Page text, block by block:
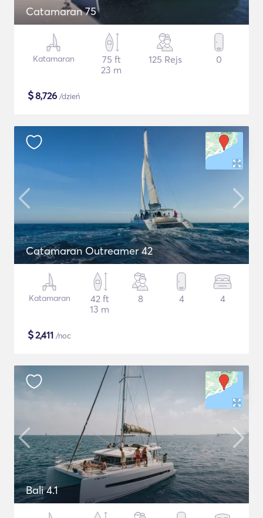
Catamaran 75
Katamaran
75 ft
23 m
125 Rejs 0
$8,726 /dzień
Catamaran Outreamer 42
Katamaran
42 ft
13 m
8 4 4
$2,411 /noc
Bali 4.1